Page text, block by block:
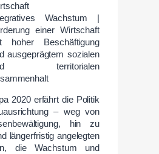
Wachstum |
einer Wirtschaft
hoher Beschäftigung
ausgeprägtem sozialen
territorialen
2020 erfährt die Politik
– weg von
hin zu
längerfristig angelegten
die Wachstum und